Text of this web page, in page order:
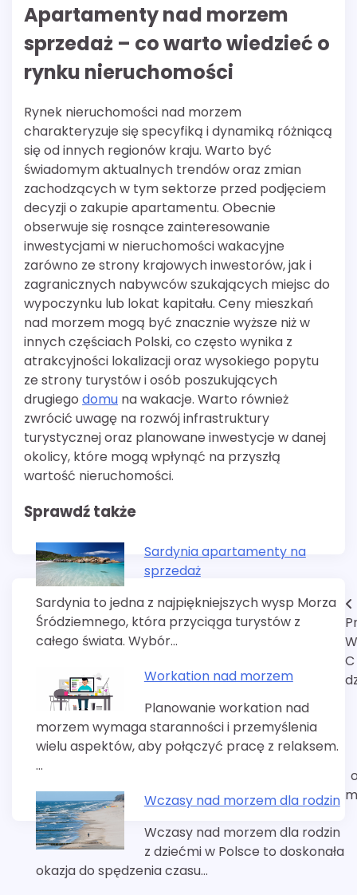
Apartamenty nad morzem
sprzedaż – co warto wiedzieć o
rynku nieruchomości
Rynek nieruchomości nad morzem
charakteryzuje się specyfiką i dynamiką różniącą
się od innych regionów kraju. Warto być
świadomym aktualnych trendów oraz zmian
zachodzących w tym sektorze przed podjęciem
decyzji o zakupie apartamentu. Obecnie
obserwuje się rosnące zainteresowanie
inwestycjami w nieruchomości wakacyjne
zarówno ze strony krajowych inwestorów, jak i
zagranicznych nabywców szukających miejsc do
wypoczynku lub lokat kapitału. Ceny mieszkań
nad morzem mogą być znacznie wyższe niż w
innych częściach Polski, co często wynika z
atrakcyjności lokalizacji oraz wysokiego popytu
ze strony turystów i osób poszukujących
drugiego domu na wakacje. Warto również
zwrócić uwagę na rozwój infrastruktury
turystycznej oraz planowane inwestycje w danej
okolicy, które mogą wpłynąć na przyszłą
wartość nieruchomości.
Sprawdź także
Sardynia apartamenty na
sprzedaż
Sardynia to jedna z najpiękniejszych wysp Morza
Śródziemnego, która przyciąga turystów z
całego świata. Wybór…
Workation nad morzem
Planowanie workation nad
morzem wymaga staranności i przemyślenia
wielu aspektów, aby połączyć pracę z relaksem.
…
Wczasy nad morzem dla rodzin
Wczasy nad morzem dla rodzin
z dziećmi w Polsce to doskonała
okazja do spędzenia czasu…
Nawigacja
wpisu